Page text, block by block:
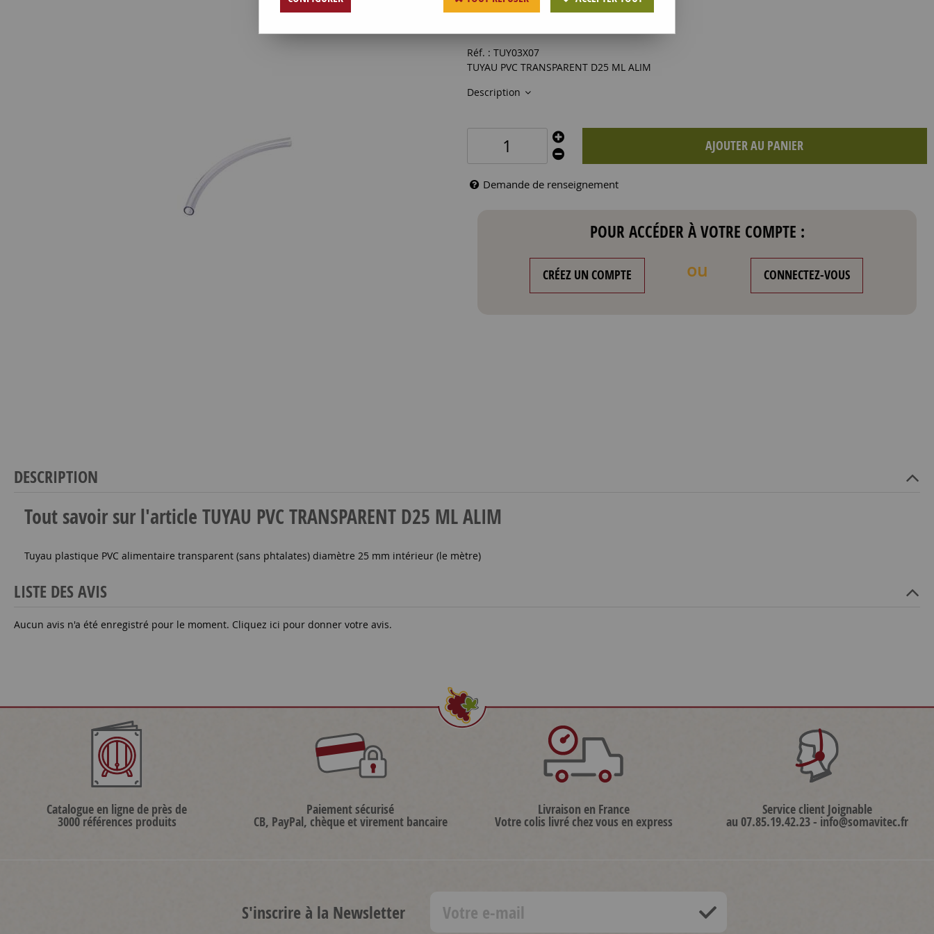
3,20€HT
Réf. : TUY03X07
TUYAU PVC TRANSPARENT D25 ML ALIM
Description
AJOUTER AU PANIER
Demande de renseignement
POUR ACCÉDER À VOTRE COMPTE :
CRÉEZ UN COMPTE ou CONNECTEZ-VOUS
DESCRIPTION
Tout savoir sur l'article TUYAU PVC TRANSPARENT D25 ML ALIM
Tuyau plastique PVC alimentaire transparent (sans phtalates) diamètre 25 mm intérieur (le mètre)
LISTE DES AVIS
Aucun avis n'a été enregistré pour le moment. Cliquez ici pour donner votre avis.
Catalogue en ligne de près de
3000 références produits
Paiement sécurisé
CB, PayPal, chèque et virement bancaire
Livraison en France
Votre colis livré chez vous en express
Service client Joignable
au 07.85.19.42.23 - info@somavitec.fr
S'inscrire à la Newsletter